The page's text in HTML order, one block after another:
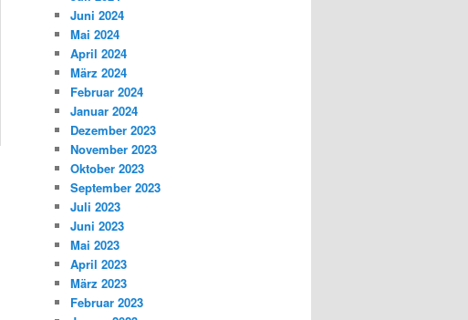
Juni 2024
Mai 2024
April 2024
März 2024
Februar 2024
Januar 2024
Dezember 2023
November 2023
Oktober 2023
September 2023
Juli 2023
Juni 2023
Mai 2023
April 2023
März 2023
Februar 2023